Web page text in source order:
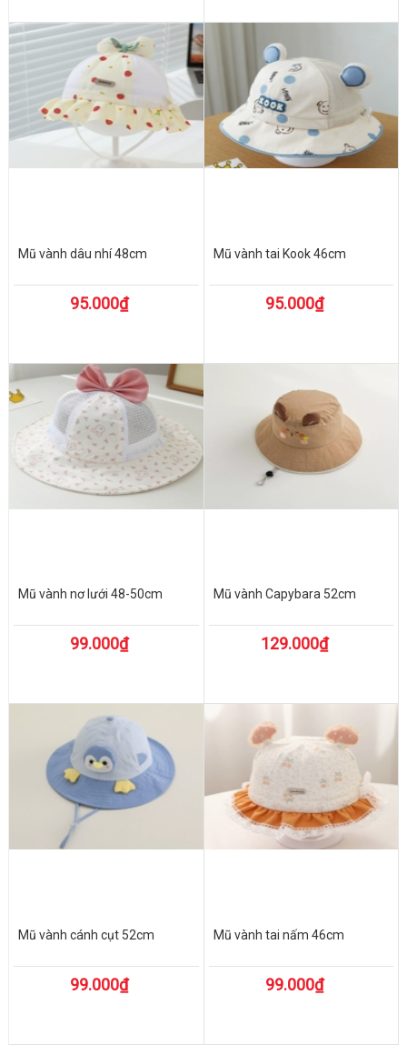
Mũ vành dâu nhí 48cm
95.000₫
Mũ vành tai Kook 46cm
95.000₫
Mũ vành nơ lưới 48-50cm
99.000₫
Mũ vành Capybara 52cm
129.000₫
Mũ vành cánh cụt 52cm
99.000₫
Mũ vành tai nấm 46cm
99.000₫